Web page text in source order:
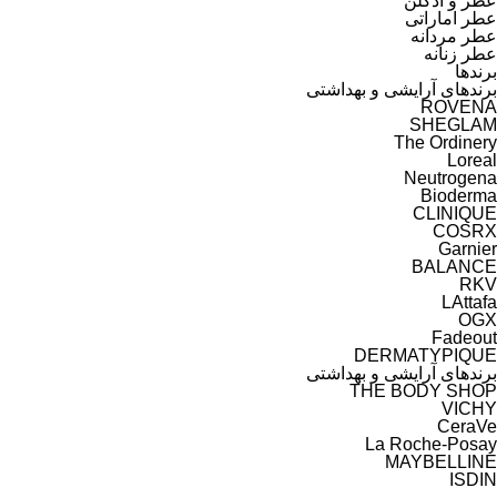
ارزان‌ترین
عطر اماراتی
عطر مردانه
عطر زنانه
برندها
برندهای آرایشی و بهداشتی
ROVENA
SHEGLAM
The Ordinery
Loreal
Neutrogena
Bioderma
CLINIQUE
COSRX
Garnier
BALANCE
RKV
LAttafa
OGX
Fadeout
DERMATYPIQUE
برندهای آرایشی و بهداشتی
THE BODY SHOP
VICHY
CeraVe
La Roche-Posay
MAYBELLINE
ISDIN